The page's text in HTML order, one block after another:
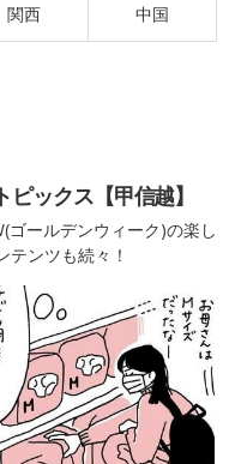
関西 中国
ックス【甲信越】
ゴールデンウィーク)の楽し
ンツも続々！